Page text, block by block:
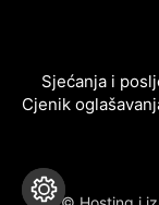
Sjećanja i
Cjenik